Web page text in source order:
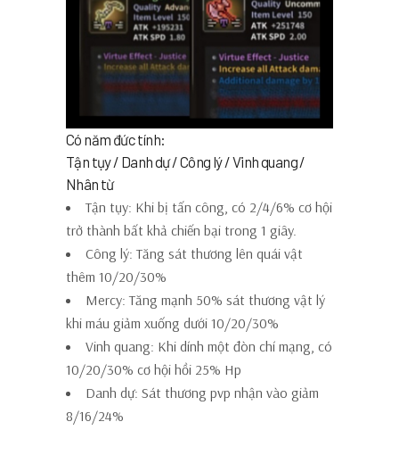
Có năm đức tính:
Tận tụy / Danh dự / Công lý / Vinh quang /
Nhân từ
Tận tụy: Khi bị tấn công, có 2/4/6% cơ hội
trở thành bất khả chiến bại trong 1 giây.
Công lý: Tăng sát thương lên quái vật
thêm 10/20/30%
Mercy: Tăng mạnh 50% sát thương vật lý
khi máu giảm xuống dưới 10/20/30%
Vinh quang: Khi dính một đòn chí mạng, có
10/20/30% cơ hội hồi 25% Hp
Danh dự: Sát thương pvp nhận vào giảm
8/16/24%